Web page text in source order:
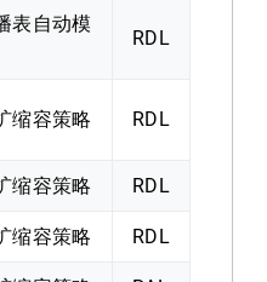
表自动模
RDL
缩容策略 RDL
缩容策略 RDL
缩容策略 RDL